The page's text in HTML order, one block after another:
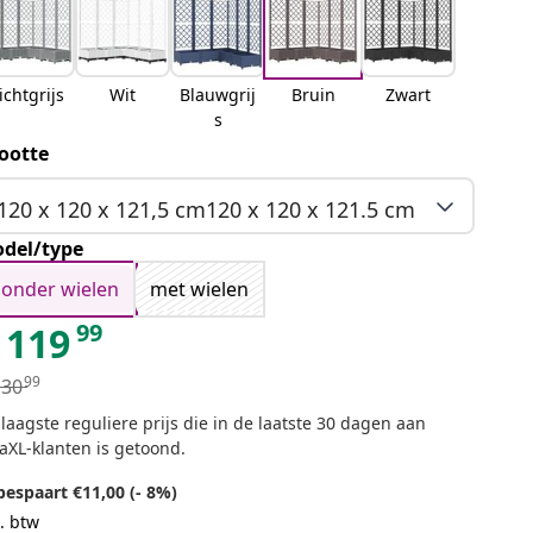
Wit
Blauwgrij
s
Bruin Zwart
x 120 x 121,5 cm120 x 120 x 121.5 cm
type
wielen
met wielen
11999
99
reguliere prijs die in de laatste 30 dagen aan
klanten is getoond.
€11,00 (- 8%)
btw